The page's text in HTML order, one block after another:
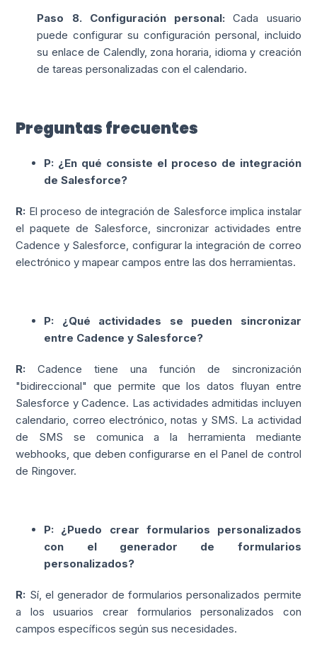
Paso 8. Configuración personal: Cada usuario
puede configurar su configuración personal, incluido
su enlace de Calendly, zona horaria, idioma y creación
de tareas personalizadas con el calendario.
Preguntas frecuentes
P: ¿En qué consiste el proceso de integración
de Salesforce?
R: El proceso de integración de Salesforce implica instalar
el paquete de Salesforce, sincronizar actividades entre
Cadence y Salesforce, configurar la integración de correo
electrónico y mapear campos entre las dos herramientas.
P: ¿Qué actividades se pueden sincronizar
entre Cadence y Salesforce?
R: Cadence tiene una función de sincronización
"bidireccional" que permite que los datos fluyan entre
Salesforce y Cadence. Las actividades admitidas incluyen
calendario, correo electrónico, notas y SMS. La actividad
de SMS se comunica a la herramienta mediante
webhooks, que deben configurarse en el Panel de control
de Ringover.
P: ¿Puedo crear formularios personalizados
con el generador de formularios
personalizados?
R: Sí, el generador de formularios personalizados permite
a los usuarios crear formularios personalizados con
campos específicos según sus necesidades.